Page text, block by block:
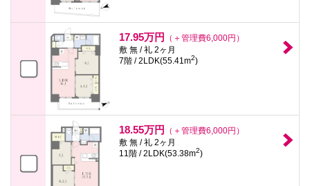
17.95万円
（＋管理費6,000円）
敷 無 / 礼 2ヶ月
7階 / 2LDK(55.41m2)
18.55万円
（＋管理費6,000円）
敷 無 / 礼 2ヶ月
11階 / 2LDK(53.38m2)